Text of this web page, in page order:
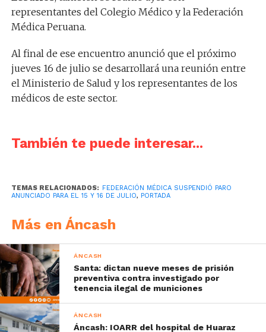
representantes del Colegio Médico y la Federación
Médica Peruana.
Al final de ese encuentro anunció que el próximo
jueves 16 de julio se desarrollará una reunión entre
el Ministerio de Salud y los representantes de los
médicos de este sector.
También te puede interesar...
TEMAS RELACIONADOS: FEDERACIÓN MÉDICA SUSPENDIÓ PARO
ANUNCIADO PARA EL 15 Y 16 DE JULIO, PORTADA
Más en Áncash
ÁNCASH
Santa: dictan nueve meses de prisión
preventiva contra investigado por
tenencia ilegal de municiones
ÁNCASH
Áncash: IOARR del hospital de Huaraz